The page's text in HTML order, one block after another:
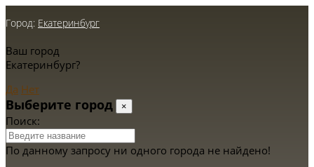
Город: Екатеринбург
Ваш город
Екатеринбург?
Да Нет
Выберите город ×
Поиск:
По данному запросу ни одного города не найдено!